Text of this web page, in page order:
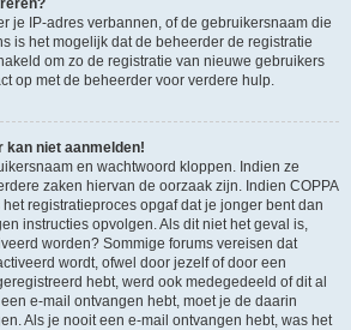
je IP-adres verbannen, of de gebruikersnaam die
is het mogelijk dat de beheerder de registratie
om zo de registratie van nieuwe gebruikers
op met de beheerder voor verdere hulp.
kan niet aanmelden!
en wachtwoord kloppen. Indien ze
zaken hiervan de oorzaak zijn. Indien COPPA
registratieproces opgaf dat je jonger bent dan
instructies opvolgen. Als dit niet het geval is,
worden? Sommige forums vereisen dat
wordt, ofwel door jezelf of door een
hebt, werd ook medegedeeld of dit al
e-mail ontvangen hebt, moet je de daarin
Als je nooit een e-mail ontvangen hebt, was het